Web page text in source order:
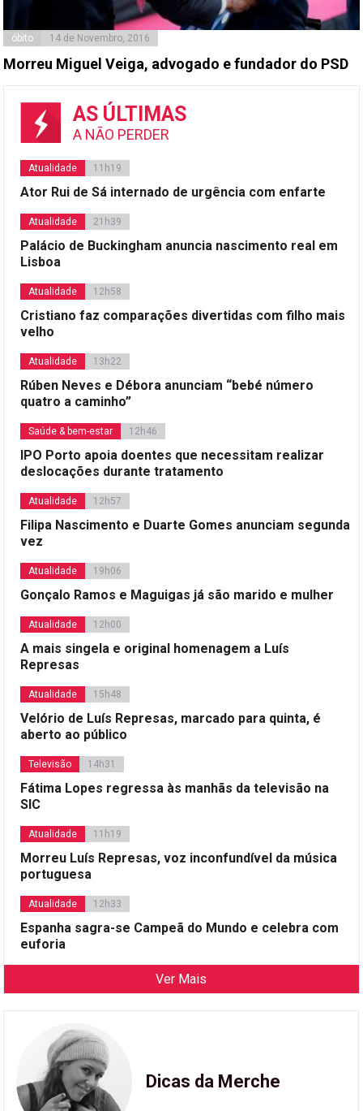
óbito 14 de Novembro, 2016
Morreu Miguel Veiga, advogado e fundador do PSD
AS ÚLTIMAS
A NÃO PERDER
Atualidade 11h19
Ator Rui de Sá internado de urgência com enfarte
Atualidade 21h39
Palácio de Buckingham anuncia nascimento real em
Lisboa
Atualidade 12h58
Cristiano faz comparações divertidas com filho mais
velho
Atualidade 13h22
Rúben Neves e Débora anunciam “bebé número
quatro a caminho”
Saúde & bem-estar 12h46
IPO Porto apoia doentes que necessitam realizar
deslocações durante tratamento
Atualidade 12h57
Filipa Nascimento e Duarte Gomes anunciam segunda
vez
Atualidade 19h06
Gonçalo Ramos e Maguigas já são marido e mulher
Atualidade 12h00
A mais singela e original homenagem a Luís
Represas
Atualidade 15h48
Velório de Luís Represas, marcado para quinta, é
aberto ao público
Televisão 14h31
Fátima Lopes regressa às manhãs da televisão na
SIC
Atualidade 11h19
Morreu Luís Represas, voz inconfundível da música
portuguesa
Atualidade 12h33
Espanha sagra-se Campeã do Mundo e celebra com
euforia
Ver Mais
Dicas da Merche